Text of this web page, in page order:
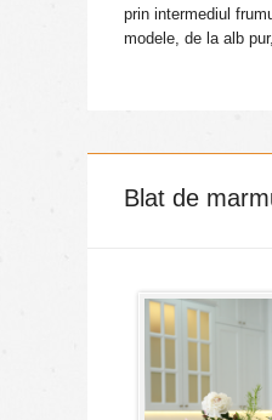
prin intermediul
modele, de la alb
Blat de